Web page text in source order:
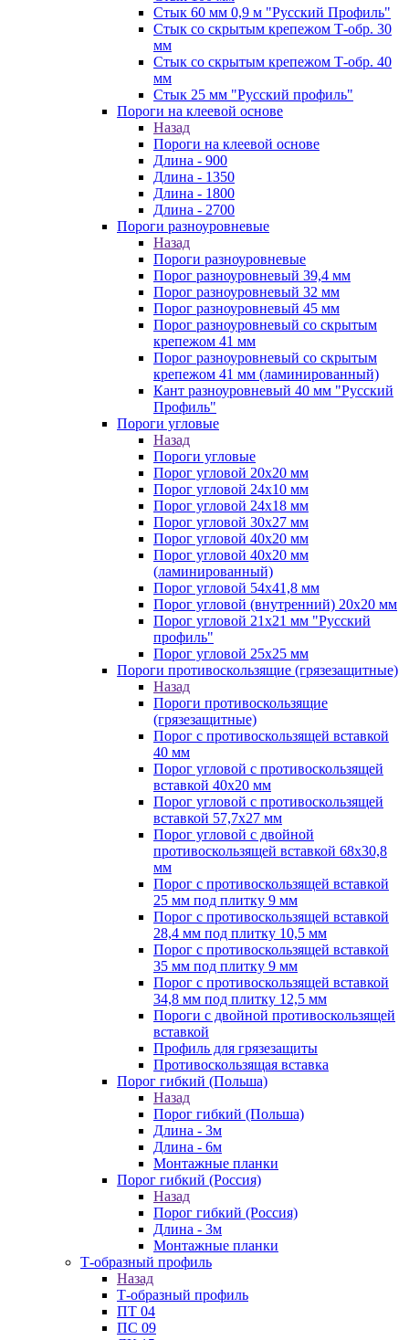
Стык 60 мм 0,9 м "Русский Профиль"
Стык со скрытым крепежом Т-обр. 30
мм
Стык со скрытым крепежом Т-обр. 40
мм
Стык 25 мм "Русский профиль"
Пороги на клеевой основе
Назад
Пороги на клеевой основе
Длина - 900
Длина - 1350
Длина - 1800
Длина - 2700
Пороги разноуровневые
Назад
Пороги разноуровневые
Порог разноуровневый 39,4 мм
Порог разноуровневый 32 мм
Порог разноуровневый 45 мм
Порог разноуровневый со скрытым
крепежом 41 мм
Порог разноуровневый со скрытым
крепежом 41 мм (ламинированный)
Кант разноуровневый 40 мм "Русский
Профиль"
Пороги угловые
Назад
Пороги угловые
Порог угловой 20х20 мм
Порог угловой 24х10 мм
Порог угловой 24х18 мм
Порог угловой 30х27 мм
Порог угловой 40х20 мм
Порог угловой 40х20 мм
(ламинированный)
Порог угловой 54х41,8 мм
Порог угловой (внутренний) 20х20 мм
Порог угловой 21х21 мм "Русский
профиль"
Порог угловой 25х25 мм
Пороги противоскользящие (грязезащитные)
Назад
Пороги противоскользящие
(грязезащитные)
Порог с противоскользящей вставкой
40 мм
Порог угловой с противоскользящей
вставкой 40х20 мм
Порог угловой с противоскользящей
вставкой 57,7х27 мм
Порог угловой с двойной
противоскользящей вставкой 68х30,8
мм
Порог с противоскользящей вставкой
25 мм под плитку 9 мм
Порог с противоскользящей вставкой
28,4 мм под плитку 10,5 мм
Порог с противоскользящей вставкой
35 мм под плитку 9 мм
Порог с противоскользящей вставкой
34,8 мм под плитку 12,5 мм
Пороги с двойной противоскользящей
вставкой
Профиль для грязезащиты
Противоскользящая вставка
Порог гибкий (Польша)
Назад
Порог гибкий (Польша)
Длина - 3м
Длина - 6м
Монтажные планки
Порог гибкий (Россия)
Назад
Порог гибкий (Россия)
Длина - 3м
Монтажные планки
Т-образный профиль
Назад
Т-образный профиль
ПТ 04
ПС 09